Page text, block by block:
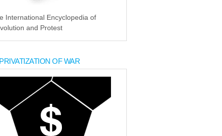
International Encyclopedia of
and Protest
OF WAR